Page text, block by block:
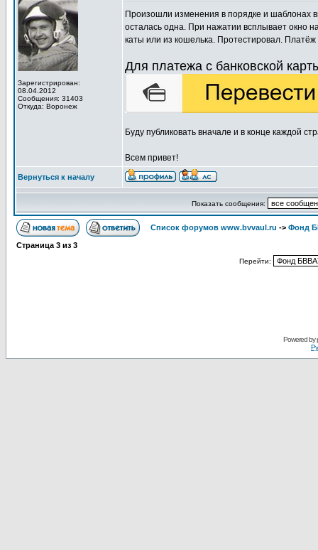
Зарегистрирован:
08.04.2012
Сообщения: 31403
Откуда: Воронеж
Произошли изменения в порядке и шаблонах
осталась одна. При нажатии всплывает окно
каты или из кошелька. Протестировал.
Для платежа с банковской
Буду публиковать вначале и в конце каждой
Всем привет!
Вернуться к началу
Показать сообщения:
Список форумов www.bvvaul.ru -> Фонд
Страница 3 из 3
Перейти:
Powered by